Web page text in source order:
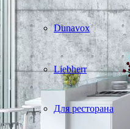
Dunavox
Liebherr
Для ресторана